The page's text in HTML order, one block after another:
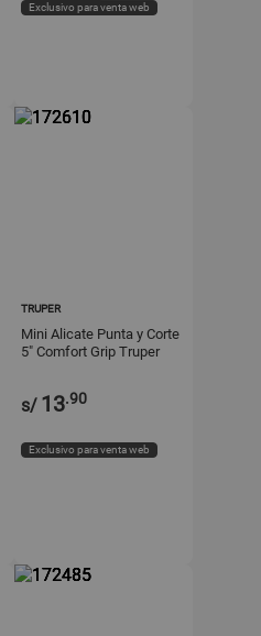
Exclusivo para venta web
TRUPER
Mini Alicate Punta y Corte
5" Comfort Grip Truper
s/ 13.90
Exclusivo para venta web